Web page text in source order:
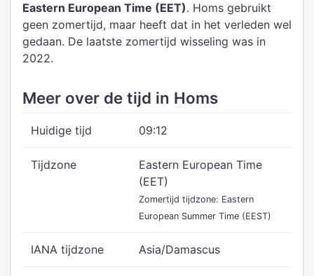
Eastern European Time (EET). Homs gebruikt
geen zomertijd, maar heeft dat in het verleden wel
gedaan. De laatste zomertijd wisseling was in
2022.
Meer over de tijd in Homs
Huidige tijd 09:12
Tijdzone
Eastern European Time
(EET)
Zomertijd tijdzone: Eastern
European Summer Time (EEST)
IANA tijdzone Asia/Damascus